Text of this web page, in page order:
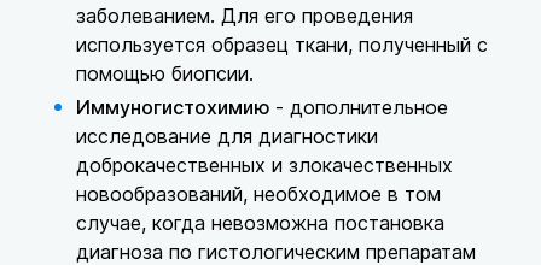
заболеванием. Для его проведения
используется образец ткани, полученный с
помощью биопсии.
Иммуногистохимию - дополнительное
исследование для диагностики
доброкачественных и злокачественных
новообразований, необходимое в том
случае, когда невозможна постановка
диагноза по гистологическим препаратам